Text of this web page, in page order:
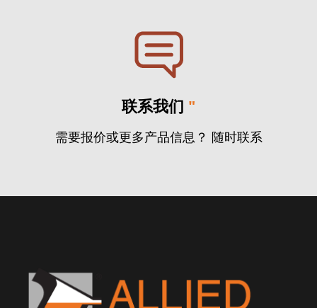
联系我们 "
需要报价或更多产品信息？ 随时联系